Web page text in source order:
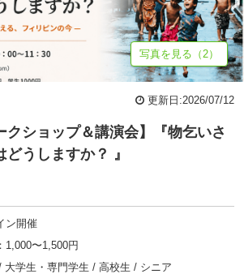
写真を見る（2）
更新日:2026/07/12
クショップ＆講演会】『物乞いさ
うしますか？ 』
ン開催
1,000〜1,500円
大学生・専門学生 / 高校生 / シニア